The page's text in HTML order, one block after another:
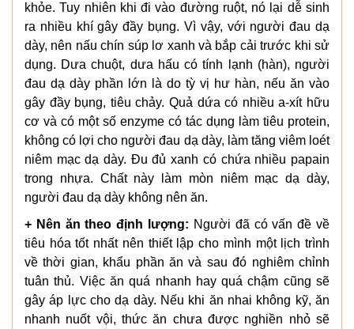
khỏe. Tuy nhiên khi đi vào đường ruột, nó lại dễ sinh
ra nhiều khí gây đầy bụng. Vì vậy, với người đau dạ
dày, nên nấu chín súp lơ xanh và bắp cải trước khi sử
dụng. Dưa chuột, dưa hấu có tính lạnh (hàn), người
đau dạ dày phần lớn là do tỳ vị hư hàn, nếu ăn vào
gây đầy bụng, tiêu chảy. Quả dứa có nhiều a-xít hữu
cơ và có một số enzyme có tác dụng làm tiêu protein,
không có lợi cho người đau dạ dày, làm tăng viêm loét
niêm mạc dạ dày. Đu đủ xanh có chứa nhiều papain
trong nhựa. Chất này làm mòn niêm mạc dạ dày,
người đau dạ dày không nên ăn.
+ Nên ăn theo định lượng: Người đã có vấn đề về
tiêu hóa tốt nhất nên thiết lập cho mình một lịch trình
về thời gian, khẩu phần ăn và sau đó nghiêm chỉnh
tuân thủ. Việc ăn quá nhanh hay quá chậm cũng sẽ
gây áp lực cho dạ dày. Nếu khi ăn nhai không kỹ, ăn
nhanh nuốt vội, thức ăn chưa được nghiền nhỏ sẽ